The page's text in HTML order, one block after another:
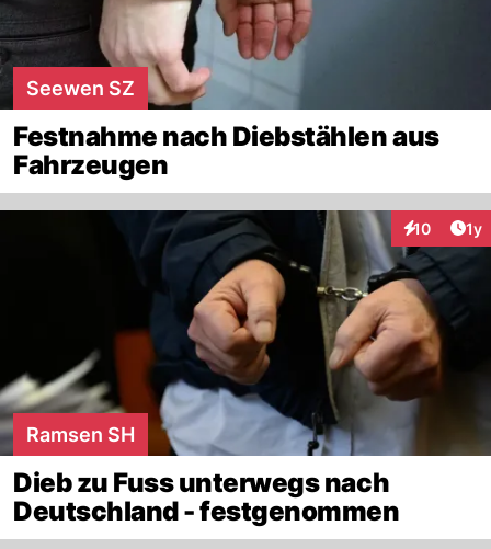
Seewen SZ
Festnahme nach Diebstählen aus
Fahrzeugen
10 1y
Ramsen SH
Dieb zu Fuss unterwegs nach
Deutschland - festgenommen